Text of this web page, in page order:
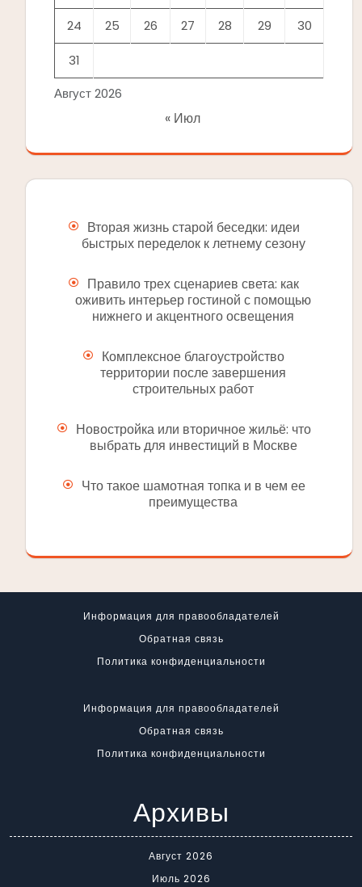
Август 2026
24 25 26 27 28 29 30
31
« Июл
Вторая жизнь старой беседки: идеи
быстрых переделок к летнему сезону
Правило трех сценариев света: как
оживить интерьер гостиной с помощью
нижнего и акцентного освещения
Комплексное благоустройство
территории после завершения
строительных работ
Новостройка или вторичное жильё: что
выбрать для инвестиций в Москве
Что такое шамотная топка и в чем ее
преимущества
Информация для правообладателей
Обратная связь
Политика конфиденциальности
Информация для правообладателей
Обратная связь
Политика конфиденциальности
Архивы
Август 2026
Июль 2026